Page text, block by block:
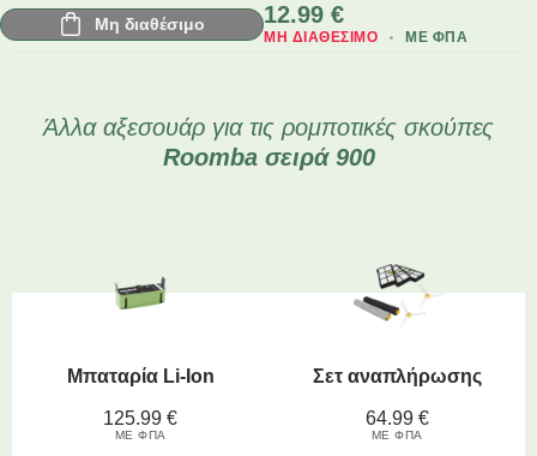
Μη διαθέσιμο 12.99 €
ΜΕ ΦΠΑ
ΜΗ ΔΙΑΘΈΣΙΜΟ
Άλλα αξεσουάρ για τις ρομποτικές σκούπες
Roomba σειρά 900
Μπαταρία Li-Ion
125.99 €
ΜΕ ΦΠΑ
Σετ αναπλήρωσης
64.99 €
ΜΕ ΦΠΑ